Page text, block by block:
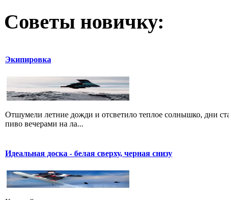
Советы новичку:
Экипировка
Отшумели летние дожди и отсветило теплое солнышко, дни
пиво вечерами на ла...
Идеальная доска - белая сверху, черная снизу